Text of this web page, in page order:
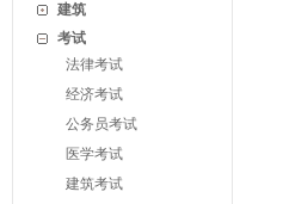
建筑
考试
法律考试
经济考试
公务员考试
医学考试
建筑考试